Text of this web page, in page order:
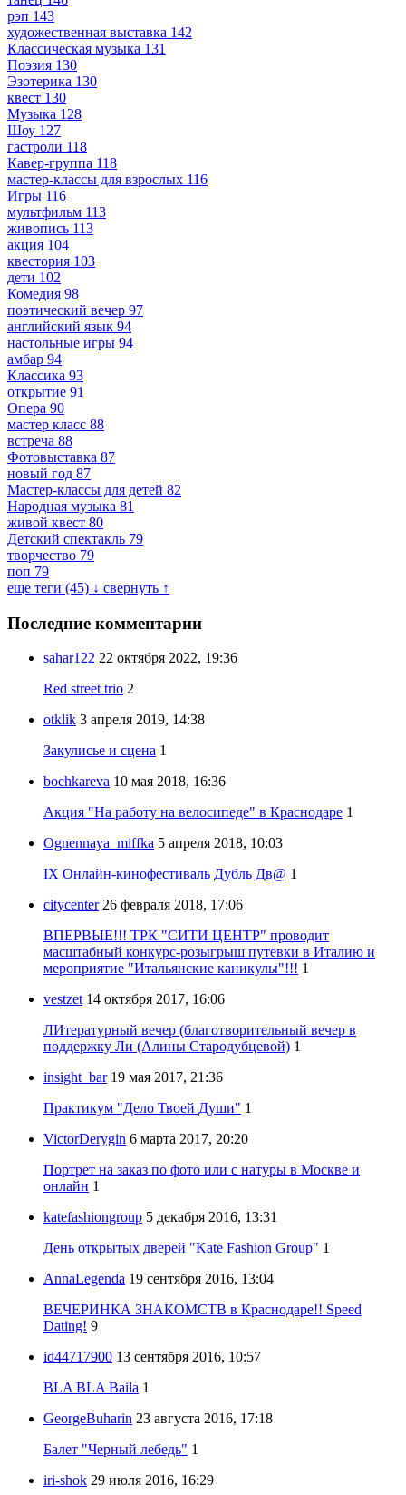
рэп 143
художественная выставка 142
Классическая музыка 131
Поэзия 130
Эзотерика 130
квест 130
Музыка 128
Шоу 127
гастроли 118
Кавер-группа 118
мастер-классы для взрослых 116
Игры 116
мультфильм 113
живопись 113
акция 104
квестория 103
дети 102
Комедия 98
поэтический вечер 97
английский язык 94
настольные игры 94
амбар 94
Классика 93
открытие 91
Опера 90
мастер класс 88
встреча 88
Фотовыставка 87
новый год 87
Мастер-классы для детей 82
Народная музыка 81
живой квест 80
Детский спектакль 79
творчество 79
поп 79
еще теги (45) ↓ свернуть ↑
Последние комментарии
sahar122 22 октября 2022, 19:36
Red street trio 2
otklik 3 апреля 2019, 14:38
Закулисье и сцена 1
bochkareva 10 мая 2018, 16:36
Акция "На работу на велосипеде" в Краснодаре 1
Ognennaya_miffka 5 апреля 2018, 10:03
IX Онлайн-кинофестиваль Дубль Дв@ 1
citycenter 26 февраля 2018, 17:06
ВПЕРВЫЕ!!! ТРК "СИТИ ЦЕНТР" проводит
масштабный конкурс-розыгрыш путевки в Италию и
мероприятие "Итальянские каникулы"!!! 1
vestzet 14 октября 2017, 16:06
ЛИтературный вечер (благотворительный вечер в
поддержку Ли (Алины Стародубцевой) 1
insight_bar 19 мая 2017, 21:36
Практикум "Дело Твоей Души" 1
VictorDerygin 6 марта 2017, 20:20
Портрет на заказ по фото или с натуры в Москве и
онлайн 1
katefashiongroup 5 декабря 2016, 13:31
День открытых дверей "Kate Fashion Group" 1
AnnaLegenda 19 сентября 2016, 13:04
ВЕЧЕРИНКА ЗНАКОМСТВ в Краснодаре!! Speed
Dating! 9
id44717900 13 сентября 2016, 10:57
BLA BLA Baila 1
GeorgeBuharin 23 августа 2016, 17:18
Балет "Черный лебедь" 1
iri-shok 29 июля 2016, 16:29